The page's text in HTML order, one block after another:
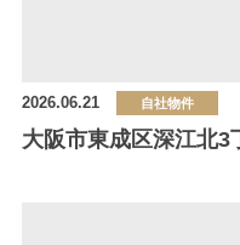
2026.06.21 自社物件
大阪市東成区深江北